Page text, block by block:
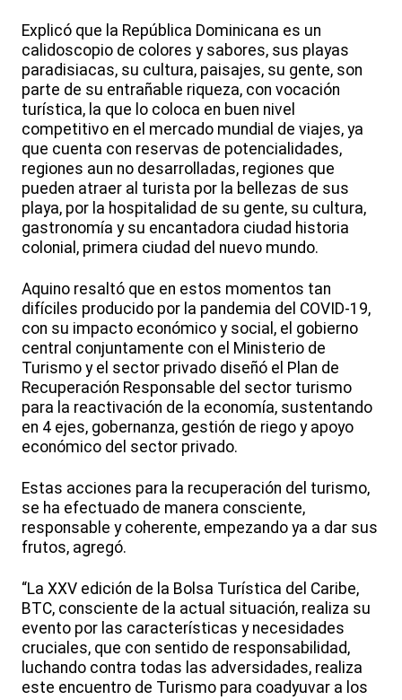
Explicó que la República Dominicana es un
calidoscopio de colores y sabores, sus playas
paradisiacas, su cultura, paisajes, su gente, son
parte de su entrañable riqueza, con vocación
turística, la que lo coloca en buen nivel
competitivo en el mercado mundial de viajes, ya
que cuenta con reservas de potencialidades,
regiones aun no desarrolladas, regiones que
pueden atraer al turista por la bellezas de sus
playa, por la hospitalidad de su gente, su cultura,
gastronomía y su encantadora ciudad historia
colonial, primera ciudad del nuevo mundo.
Aquino resaltó que en estos momentos tan
difíciles producido por la pandemia del COVID-19,
con su impacto económico y social, el gobierno
central conjuntamente con el Ministerio de
Turismo y el sector privado diseñó el Plan de
Recuperación Responsable del sector turismo
para la reactivación de la economía, sustentando
en 4 ejes, gobernanza, gestión de riego y apoyo
económico del sector privado.
Estas acciones para la recuperación del turismo,
se ha efectuado de manera consciente,
responsable y coherente, empezando ya a dar sus
frutos, agregó.
“La XXV edición de la Bolsa Turística del Caribe,
BTC, consciente de la actual situación, realiza su
evento por las características y necesidades
cruciales, que con sentido de responsabilidad,
luchando contra todas las adversidades, realiza
este encuentro de Turismo para coadyuvar a los